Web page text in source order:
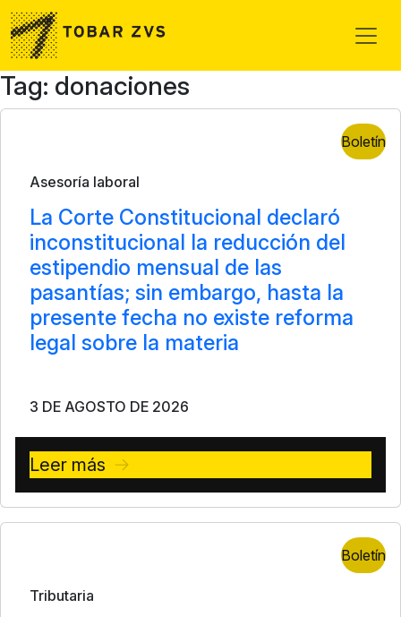
Skip to main content
Tag: donaciones
Boletín
Asesoría laboral
La Corte Constitucional declaró
inconstitucional la reducción del
estipendio mensual de las
pasantías; sin embargo, hasta la
presente fecha no existe reforma
legal sobre la materia
3 DE AGOSTO DE 2026
Leer más
Boletín
Tributaria